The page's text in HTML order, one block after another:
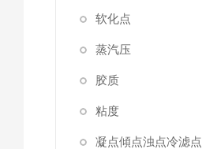
软化点
蒸汽压
胶质
粘度
凝点傾点浊点冷滤点